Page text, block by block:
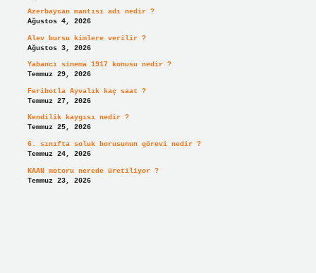
Azerbaycan mantısı adı nedir ?
Ağustos 4, 2026
Alev bursu kimlere verilir ?
Ağustos 3, 2026
Yabancı sinema 1917 konusu nedir ?
Temmuz 29, 2026
Feribotla Ayvalık kaç saat ?
Temmuz 27, 2026
Kendilik kaygısı nedir ?
Temmuz 25, 2026
6. sınıfta soluk borusunun görevi nedir ?
Temmuz 24, 2026
KAAN motoru nerede üretiliyor ?
Temmuz 23, 2026